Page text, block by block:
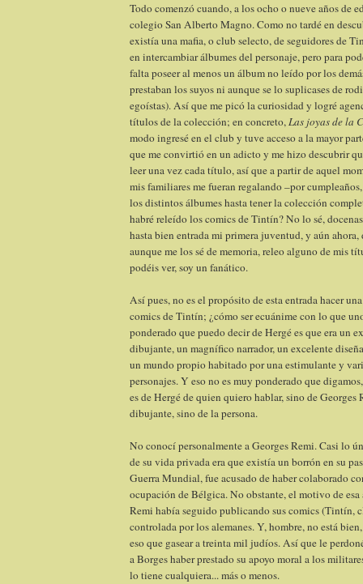
Todo comenzó cuando, a los ocho o nueve años de
colegio San Alberto Magno. Como no tardé en
existía una mafia, o club selecto, de seguidores de
en intercambiar álbumes del personaje, pero para
falta poseer al menos un álbum no leído por los
prestaban los suyos ni aunque se lo suplicases de
egoístas). Así que me picó la curiosidad y logré
títulos de la colección; en concreto,Las joyas de la
modo ingresé en el club y tuve acceso a la mayor
que me convirtió en un adicto y me hizo descubrir
leer una vez cada título, así que a partir de aquel
mis familiares me fueran regalando –por
los distintos álbumes hasta tener la colección
habré releído los comics de Tintín? No lo sé,
hasta bien entrada mi primera juventud, y aún ahora,
aunque me los sé de memoria, releo alguno de mis
podéis ver, soy un fanático.
Así pues, no es el propósito de esta entrada hacer
comics de Tintín; ¿cómo ser ecuánime con lo que
ponderado que puedo decir de Hergé es que era un
dibujante, un magnífico narrador, un excelente
un mundo propio habitado por una estimulante y
personajes. Y eso no es muy ponderado que
es de Hergé de quien quiero hablar, sino de Georges
dibujante, sino de la persona.
No conocí personalmente a Georges Remi. Casi lo
de su vida privada era que existía un borrón en su
Guerra Mundial, fue acusado de haber colaborado
ocupación de Bélgica. No obstante, el motivo de esa
Remi había seguido publicando sus comics (Tintín,
controlada por los alemanes. Y, hombre, no está
eso que gasear a treinta mil judíos. Así que le
a Borges haber prestado su apoyo moral a los
lo tiene cualquiera... más o menos.